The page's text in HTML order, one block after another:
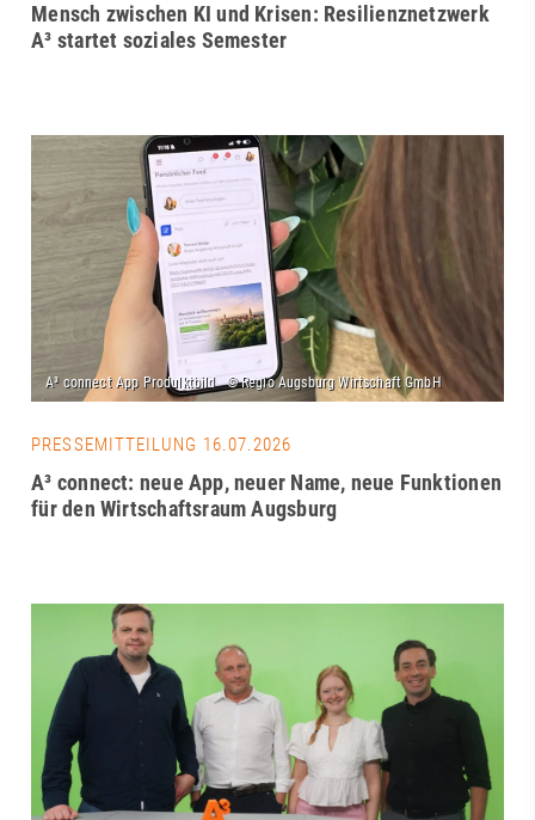
Mensch zwischen KI und Krisen: Resilienznetzwerk
A³ startet soziales Semester
PRESSEMITTEILUNG 16.07.2026
A³ connect: neue App, neuer Name, neue Funktionen
für den Wirtschaftsraum Augsburg